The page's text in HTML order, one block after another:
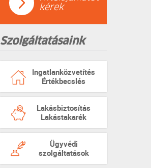
kérek
Szolgáltatásaink
Ingatlanközvetítés
Értékbecslés
Lakásbiztosítás
Lakástakarék
Ügyvédi
szolgáltatások